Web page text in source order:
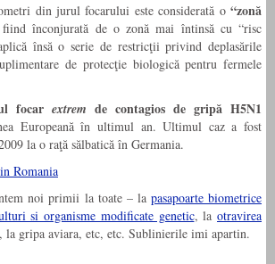
din jurul focarului este considerată o “zonă
înconjurată de o zonă mai întinsă cu “risc
însă o serie de restricţii privind deplasările
de protecţie biologică pentru fermele
focar extrem de contagios de gripă H5N1
Europeană în ultimul an. Ultimul caz a fost
la o raţă sălbatică în Germania.
Romania
noi primii la toate – la pasapoarte biometrice
si organisme modificate genetic, la otravirea
, la gripa aviara, etc, etc. Sublinierile imi apartin.